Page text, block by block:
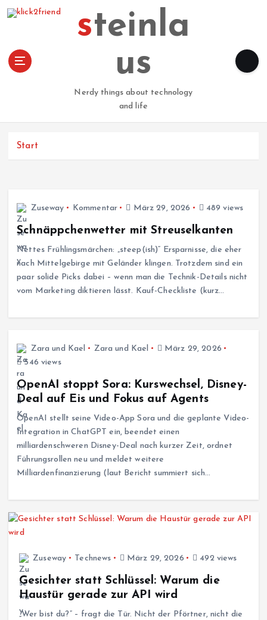
steinla
us
Nerdy things about technology
and life
Start
Zuseway Kommentar März 29, 2026 489 views
Schnäppchenwetter mit Streuselkanten
Nettes Frühlingsmärchen: „steep(ish)“ Ersparnisse, die eher
nach Mittelgebirge mit Geländer klingen. Trotzdem sind ein
paar solide Picks dabei – wenn man die Technik-Details nicht
vom Marketing diktieren lässt. Kauf-Checkliste (kurz…
Zara und Kael Zara und Kael
März 29, 2026
546 views
OpenAI stoppt Sora: Kurswechsel, Disney-
Deal auf Eis und Fokus auf Agents
OpenAI stellt seine Video-App Sora und die geplante Video-
Integration in ChatGPT ein, beendet einen
milliardenschweren Disney-Deal nach kurzer Zeit, ordnet
Führungsrollen neu und meldet weitere
Milliardenfinanzierung (laut Bericht summiert sich…
Zuseway Technews März 29, 2026 492 views
Gesichter statt Schlüssel: Warum die
Haustür gerade zur API wird
„Wer bist du?“ – fragt die Tür. Nicht der Pförtner, nicht die